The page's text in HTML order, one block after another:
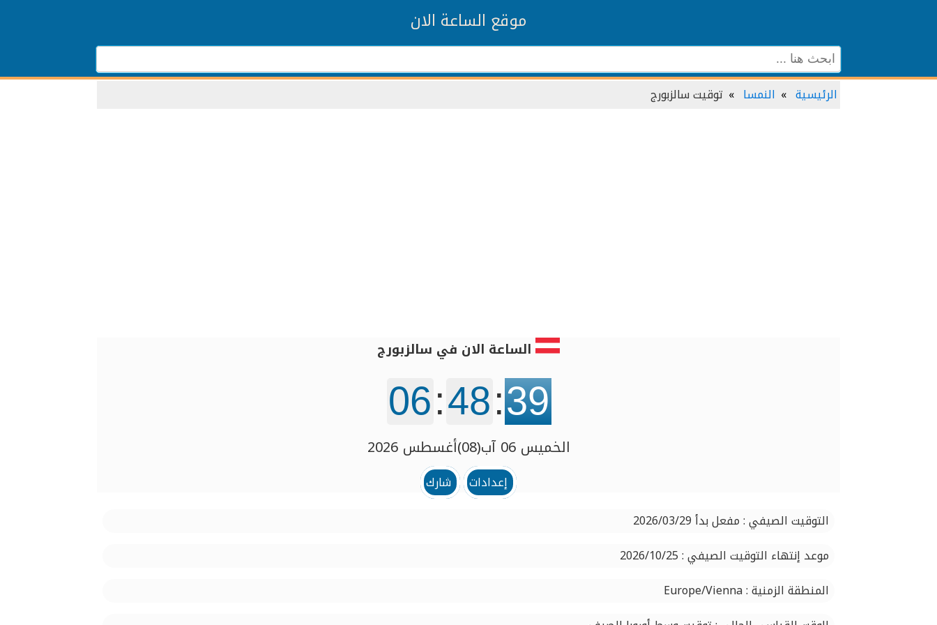
موقع الساعة الان
الرئيسية النمسا توقيت سالزبورج
الساعة الان في سالزبورج
06:48:40
الخميس 06 آب(08)أغسطس 2026
إعدادات
شارك
التوقيت الصيفي : مفعل بدأ 2026/03/29
موعد إنتهاء التوقيت الصيفي : 2026/10/25
المنطقة الزمنية : Europe/Vienna